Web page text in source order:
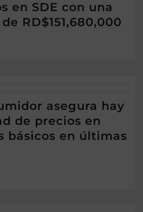
en SDE con una
RD$151,680,000
asegura hay
de precios en
básicos en últimas